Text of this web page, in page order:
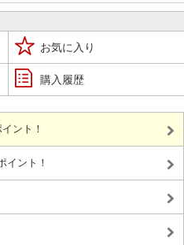
お気に入り
購入履歴
ント！
イント！